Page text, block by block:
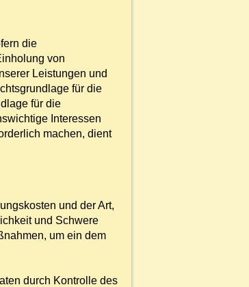
die
von
Leistungen und
für die
für die
Interessen
machen, dient
und der Art,
und Schwere
um ein dem
durch Kontrolle des